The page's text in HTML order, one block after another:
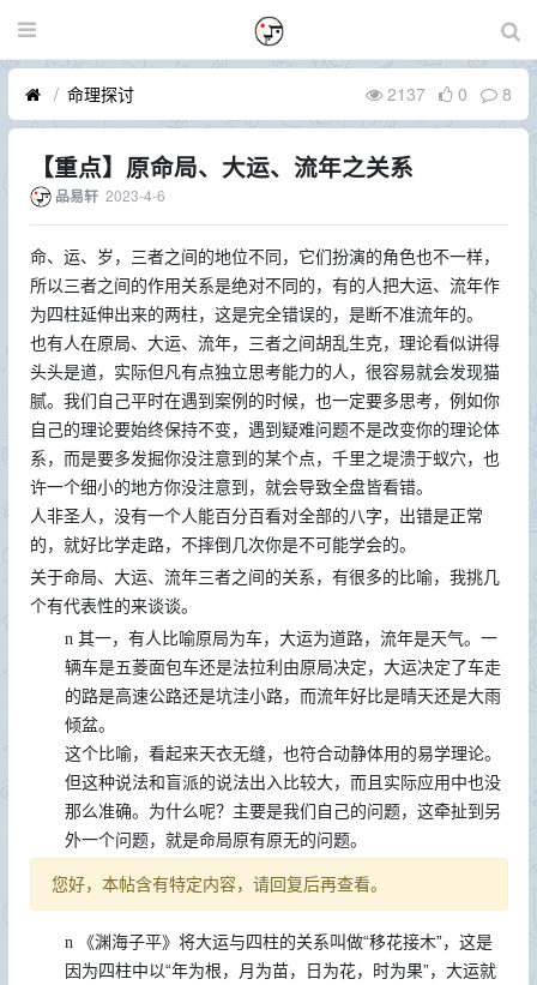
命理探讨 2137 0 8
【重点】原命局、大运、流年之关系
品易轩 2023-4-6
命、运、岁，三者之间的地位不同，它们扮演的角色也不一样，
所以三者之间的作用关系是绝对不同的，有的人把大运、流年作
为四柱延伸出来的两柱，这是完全错误的，是断不准流年的。
也有人在原局、大运、流年，三者之间胡乱生克，理论看似讲得
头头是道，实际但凡有点独立思考能力的人，很容易就会发现猫
腻。我们自己平时在遇到案例的时候，也一定要多思考，例如你
自己的理论要始终保持不变，遇到疑难问题不是改变你的理论体
系，而是要多发掘你没注意到的某个点，千里之堤溃于蚁穴，也
许一个细小的地方你没注意到，就会导致全盘皆看错。
人非圣人，没有一个人能百分百看对全部的八字，出错是正常
的，就好比学走路，不摔倒几次你是不可能学会的。
关于命局、大运、流年三者之间的关系，有很多的比喻，我挑几
个有代表性的来谈谈。
n 其一，有人比喻原局为车，大运为道路，流年是天气。一
辆车是五菱面包车还是法拉利由原局决定，大运决定了车走
的路是高速公路还是坑洼小路，而流年好比是晴天还是大雨
倾盆。
这个比喻，看起来天衣无缝，也符合动静体用的易学理论。
但这种说法和盲派的说法出入比较大，而且实际应用中也没
那么准确。为什么呢？主要是我们自己的问题，这牵扯到另
外一个问题，就是命局原有原无的问题。
您好，本帖含有特定内容，请回复后再查看。
n
《渊海子平》将大运与四柱的关系叫做“移花接木”，这是
因为四柱中以“年为根，月为苗，日为花，时为果”，大运就